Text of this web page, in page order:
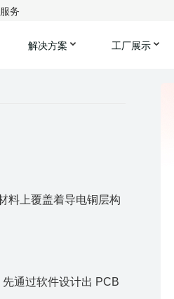
务
解决方案 工厂展示
料上覆盖着导电铜层构
通过软件设计出 PCB